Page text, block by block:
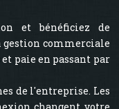
et bénéficiez de
gestion commerciale
paie en passant par
de l'entreprise. Les